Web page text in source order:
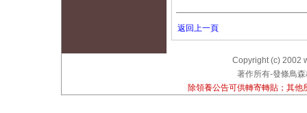
返回上一頁
Copyright (c) 2002
著作所有-發條鳥
除領養公告可供轉寄轉貼；其